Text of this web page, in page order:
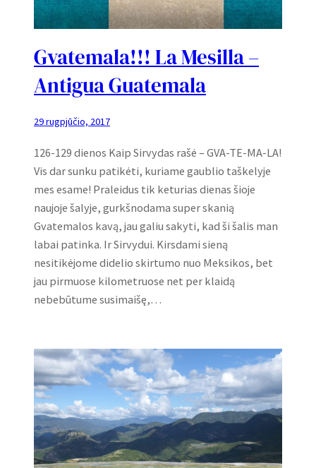
Gvatemala!!! La Mesilla –
Antigua Guatemala
29 rugpjūčio, 2017
126-129 dienos Kaip Sirvydas rašė – GVA-TE-MA-LA!
Vis dar sunku patikėti, kuriame gaublio taškelyje
mes esame! Praleidus tik keturias dienas šioje
naujoje šalyje, gurkšnodama super skanią
Gvatemalos kavą, jau galiu sakyti, kad ši šalis man
labai patinka. Ir Sirvydui. Kirsdami sieną
nesitikėjome didelio skirtumo nuo Meksikos, bet
jau pirmuose kilometruose net per klaidą
nebebūtume susimaišę,…